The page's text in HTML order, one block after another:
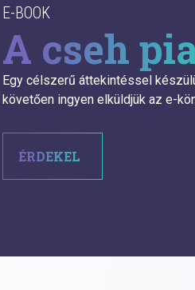
E-BOOK
A cseh
Egy célszerű áttekintéssel
követően ingyen elküldjük az e-
ÉRDEKEL